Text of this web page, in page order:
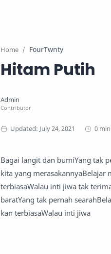
Home FourTwnty
Hitam Putih
0
Bagai langit dan bumiYang tak
kita yang merasakannyaBelajar
terbiasaWalau inti jiwa tak
baratYang tak pernah
kan terbiasaWalau inti jiwa